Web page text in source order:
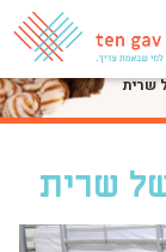
שרית
שרית